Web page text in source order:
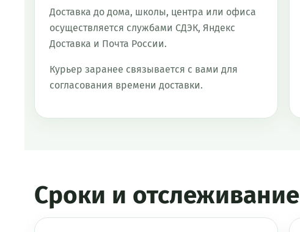
Доставка до дома, школы, центра или офиса
осуществляется службами СДЭК, Яндекс
Доставка и Почта России.
Курьер заранее связывается с вами для
согласования времени доставки.
Сроки и отслеживание